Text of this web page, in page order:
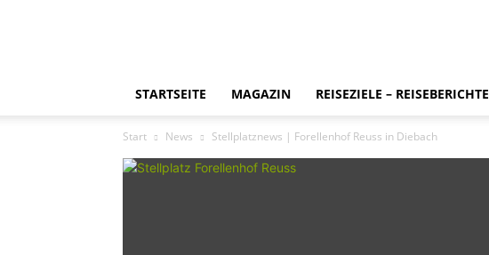
STARTSEITE MAGAZIN REISEZIELE – REISEBERICHTE
Start News Stellplatznews | Forellenhof Reuss in Diebach